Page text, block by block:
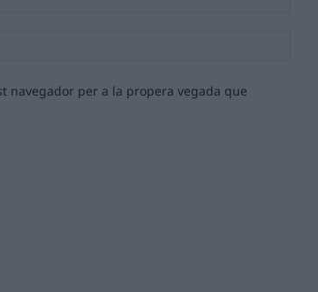
navegador per a la propera vegada que